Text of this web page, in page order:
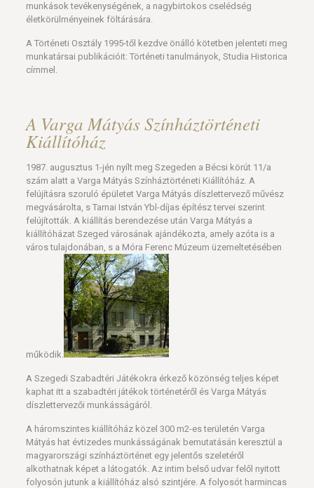
munkások tevékenységének, a nagybirtokos cselédség
életkörülményeinek föltárására.
A Történeti Osztály 1995-től kezdve önálló kötetben jelenteti meg
munkatársai publikációit: Történeti tanulmányok, Studia Historica
címmel.
A Varga Mátyás Színháztörténeti
Kiállítóház
1987. augusztus 1-jén nyílt meg Szegeden a Bécsi körút 11/a
szám alatt a Varga Mátyás Színháztörténeti Kiállítóház. A
felújításra szoruló épületet Varga Mátyás díszlettervező művész
megvásárolta, s Tarnai István Ybl-díjas építész tervei szerint
felújították. A kiállítás berendezése után Varga Mátyás a
kiállítóházat Szeged városának ajándékozta, amely azóta is a
város tulajdonában, s a Móra Ferenc Múzeum üzemeltetésében
működik.
A Szegedi Szabadtéri Játékokra érkező közönség teljes képet
kaphat itt a szabadtéri játékok történetéről és Varga Mátyás
díszlettervezői munkásságáról.
A háromszintes kiállítóház közel 300 m2-es területén Varga
Mátyás hat évtizedes munkásságának bemutatásán keresztül a
magyarországi színháztörténet egy jelentős szeletéről
alkothatnak képet a látogatók. Az intim belső udvar felől nyitott
folyosón jutunk a kiállítóház alsó szintjére. A folyosót harmincas